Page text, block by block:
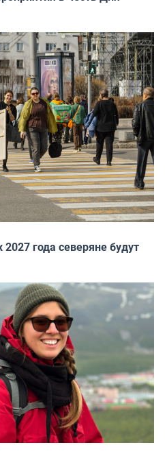
года северяне будут